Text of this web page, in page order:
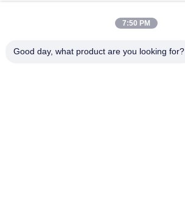
Tur Pabrik
7:50 PM
Good day, what product are you looking for?